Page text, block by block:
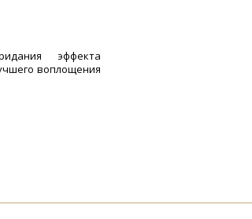
эффекта
воплощения